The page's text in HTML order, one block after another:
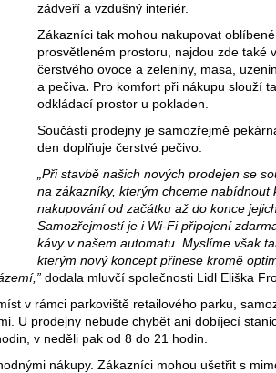
zádveří a vzdušný interiér.
Zákazníci tak mohou nakupovat
prosvětleném prostoru, najdou zde také
čerstvého ovoce a zeleniny, masa,
a pečiva. Pro komfort při nákupu slouží
odkládací prostor u pokladen.
Součástí prodejny je samozřejmě
den doplňuje čerstvé pečivo.
„Při stavbě našich nových prodejen se
na zákazníky, kterým chceme nabídnout
nakupování od začátku až do konce
Samozřejmostí je i Wi-Fi připojení
kávy v našem automatu. Myslíme však
kterým nový koncept přinese kromě
dodala mluvčí společnosti Lidl Eliška
v rámci parkoviště retailového parku,
U prodejny nebude chybět ani dobíjecí
v neděli pak od 8 do 21 hodin.
nákupy. Zákazníci mohou ušetřit s